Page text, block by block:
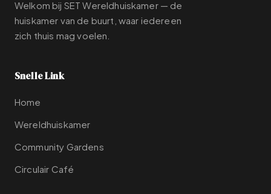
Welkom bij SET Wereldhuiskamer — de
huiskamer van de buurt, waar iedereen
zich thuis mag voelen.
Snelle Link
Home
Wereldhuiskamer
Community Gardens
Circulair Café